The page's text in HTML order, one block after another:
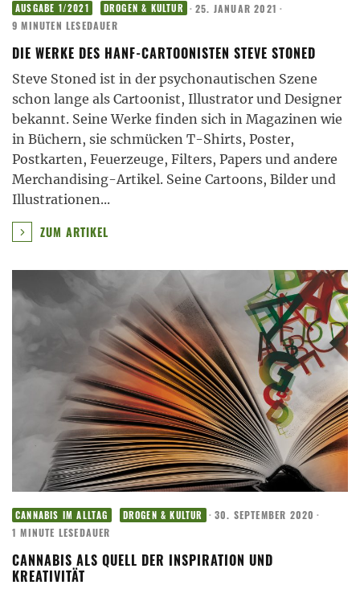
AUSGABE 1/2021 DROGEN & KULTUR · 25. JANUAR 2021 ·
9 MINUTEN LESEDAUER
DIE WERKE DES HANF-CARTOONISTEN STEVE STONED
Steve Stoned ist in der psychonautischen Szene
schon lange als Cartoonist, Illustrator und Designer
bekannt. Seine Werke finden sich in Magazinen wie
in Büchern, sie schmücken T-Shirts, Poster,
Postkarten, Feuerzeuge, Filters, Papers und andere
Merchandising-Artikel. Seine Cartoons, Bilder und
Illustrationen...
ZUM ARTIKEL
CANNABIS IM ALLTAG DROGEN & KULTUR · 30. SEPTEMBER 2020 ·
1 MINUTE LESEDAUER
CANNABIS ALS QUELL DER INSPIRATION UND
KREATIVITÄT